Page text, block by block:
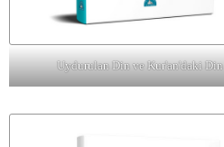
Uydurulan Din ve Kur'an'daki Din